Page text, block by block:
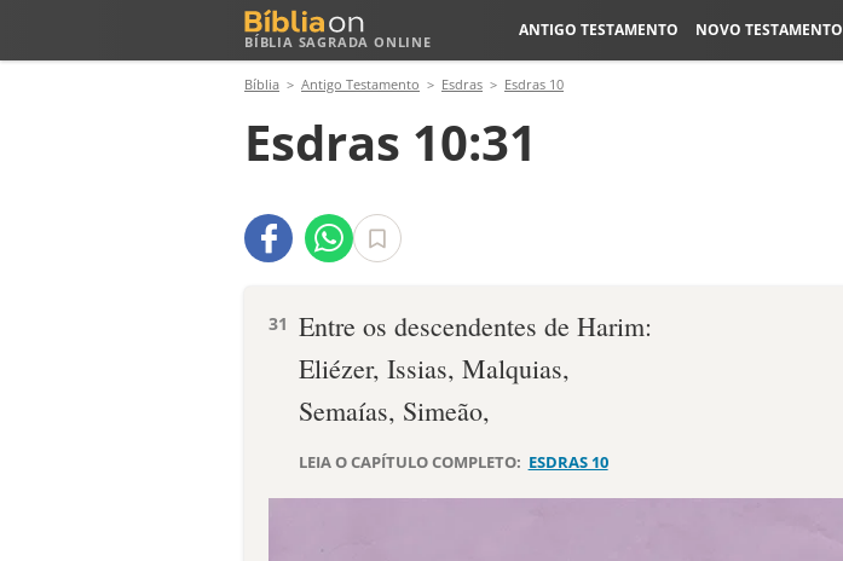
BÍBLIA SAGRADA ONLINE
ANTIGO TESTAMENTO NOVO TESTAMENTO
Bíblia Antigo Testamento Esdras Esdras 10
Esdras 10:31
31 Entre os descendentes de Harim:
Eliézer, Issias, Malquias,
Semaías, Simeão,
LEIA O CAPÍTULO COMPLETO: ESDRAS 10